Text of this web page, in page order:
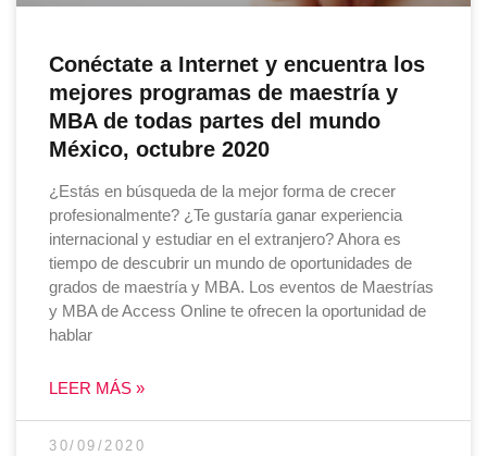
Conéctate a Internet y encuentra los
mejores programas de maestría y
MBA de todas partes del mundo
México, octubre 2020
¿Estás en búsqueda de la mejor forma de crecer
profesionalmente? ¿Te gustaría ganar experiencia
internacional y estudiar en el extranjero? Ahora es
tiempo de descubrir un mundo de oportunidades de
grados de maestría y MBA. Los eventos de Maestrías
y MBA de Access Online te ofrecen la oportunidad de
hablar
LEER MÁS »
30/09/2020